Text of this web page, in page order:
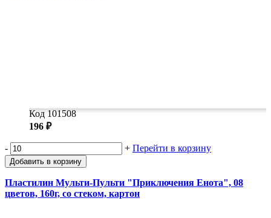
Код 101508
196 ₽
- + Перейти в корзину
Добавить в корзину
Пластилин Мульти-Пульти "Приключения Енота", 08
цветов, 160г, со стеком, картон